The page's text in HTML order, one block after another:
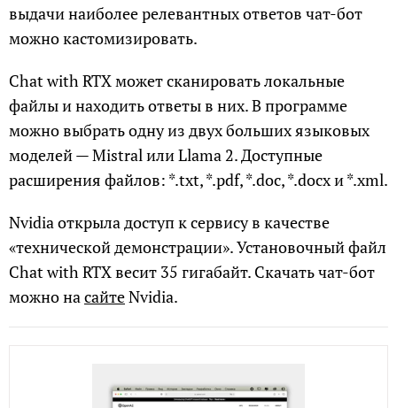
выдачи наиболее релевантных ответов чат-бот
можно кастомизировать.
Chat with RTX может сканировать локальные
файлы и находить ответы в них. В программе
можно выбрать одну из двух больших языковых
моделей — Mistral или Llama 2. Доступные
расширения файлов: *.txt, *.pdf, *.doc, *.docx и *.xml.
Nvidia открыла доступ к сервису в качестве
«технической демонстрации». Установочный файл
Chat with RTX весит 35 гигабайт. Скачать чат-бот
можно насайтеNvidia.